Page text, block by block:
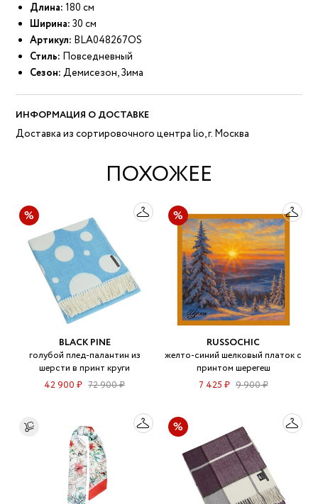
Длина: 180 см
Ширина: 30 см
Артикул: BLA048267OS
Стиль: Повседневный
Сезон: Демисезон, Зима
ИНФОРМАЦИЯ О ДОСТАВКЕ
Доставка из сортировочного центра lio, г. Москва
ПОХОЖЕЕ
BLACK PINE
голубой плед-палантин из
шерсти в принт круги
42 900 ₽ 72 900 ₽
RUSSOCHIC
желто-синий шелковый платок с
принтом шерегеш
7 425 ₽ 9 900 ₽